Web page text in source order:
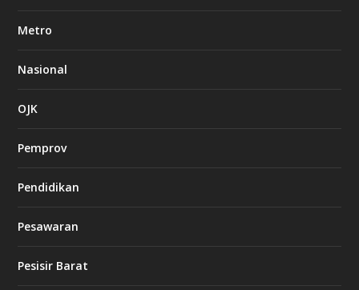
Metro
Nasional
OJK
Pemprov
Pendidikan
Pesawaran
Pesisir Barat